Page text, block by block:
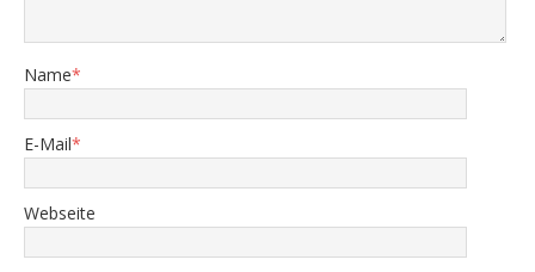
Name*
E-Mail*
Webseite